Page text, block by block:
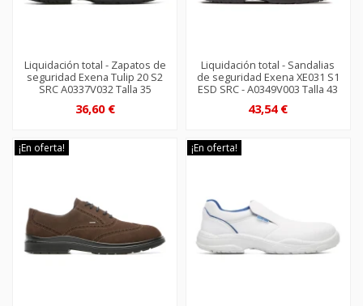
Liquidación total - Zapatos de
seguridad Exena Tulip 20 S2
SRC A0337V032 Talla 35
36,60 €
Liquidación total - Sandalias
de seguridad Exena XE031 S1
ESD SRC - A0349V003 Talla 43
43,54 €
¡En oferta! ¡En oferta!